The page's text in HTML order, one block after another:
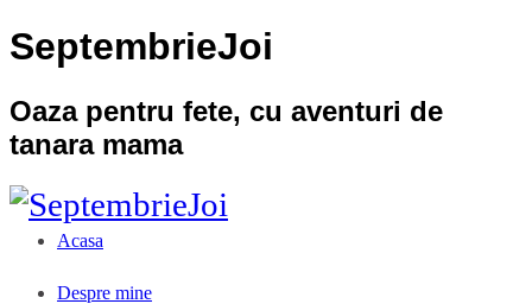
SeptembrieJoi
Oaza pentru fete, cu aventuri de
tanara mama
Acasa
Despre mine